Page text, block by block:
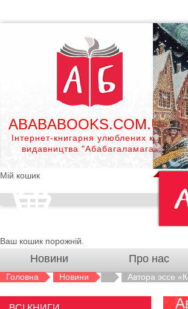
ABABABOOKS.COM.UA
Інтернет-книгарня улюблених книг
видавництва "Абабагаламага"
Мій кошик
Ваш кошик порожній.
Новини Про нас
Головна Новини Автора эссе